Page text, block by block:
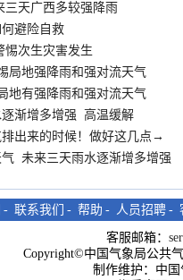
三天广西多较强降雨
避险自救
惕次生灾害发生
局地强降雨和强对流天气
地有强降雨和强对流天气
渐增多增强 高温缓解
出来的时候！做好这几点→
未来三天雨水逐渐增多增强
- 联系我们 - 帮助 - 人员招聘 -
客服邮箱：
Copyright©中国气象局公共
制作维护：中